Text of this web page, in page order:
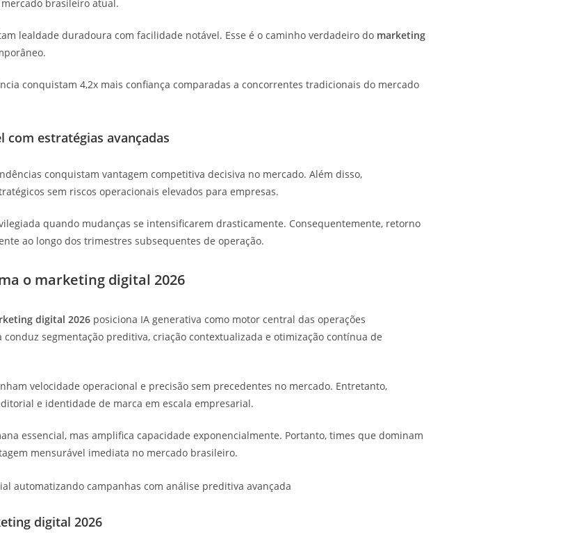
brasileiro atual.
lealdade duradoura com facilidade notável. Esse é o caminho verdadeiro do marketing
conquistam 4,2x mais confiança comparadas a concorrentes tradicionais do mercado
estratégias avançadas
conquistam vantagem competitiva decisiva no mercado. Além disso,
sem riscos operacionais elevados para empresas.
quando mudanças se intensificarem drasticamente. Consequentemente, retorno
ao longo dos trimestres subsequentes de operação.
o marketing digital 2026
digital 2026posiciona IA generativa como motor central das operações
segmentação preditiva, criação contextualizada e otimização contínua de
velocidade operacional e precisão sem precedentes no mercado. Entretanto,
e identidade de marca em escala empresarial.
essencial, mas amplifica capacidade exponencialmente. Portanto, times que dominam
mensurável imediata no mercado brasileiro.
digital 2026